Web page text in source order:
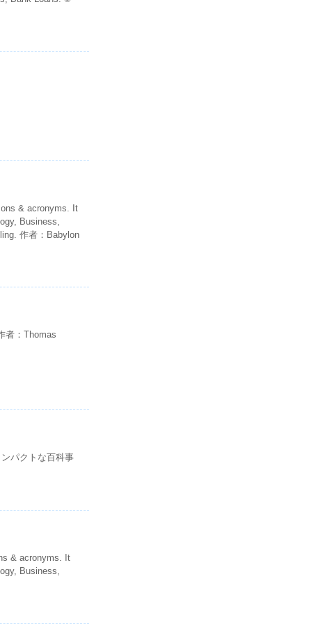
& acronyms. It
Business,
作者：Babylon
者：Thomas
パクトな百科事
& acronyms. It
Business,